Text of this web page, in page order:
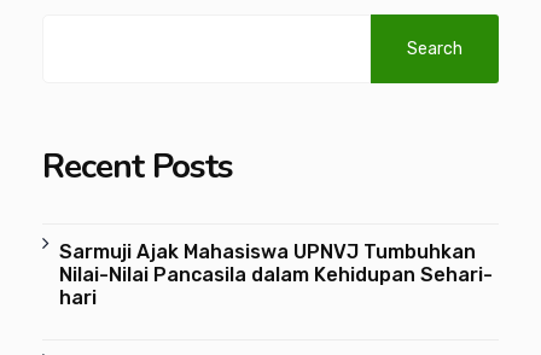
Search
Recent Posts
Sarmuji Ajak Mahasiswa UPNVJ Tumbuhkan
Nilai-Nilai Pancasila dalam Kehidupan Sehari-
hari